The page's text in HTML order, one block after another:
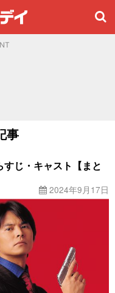
事
じ・キャスト【まと
2024年9月17日